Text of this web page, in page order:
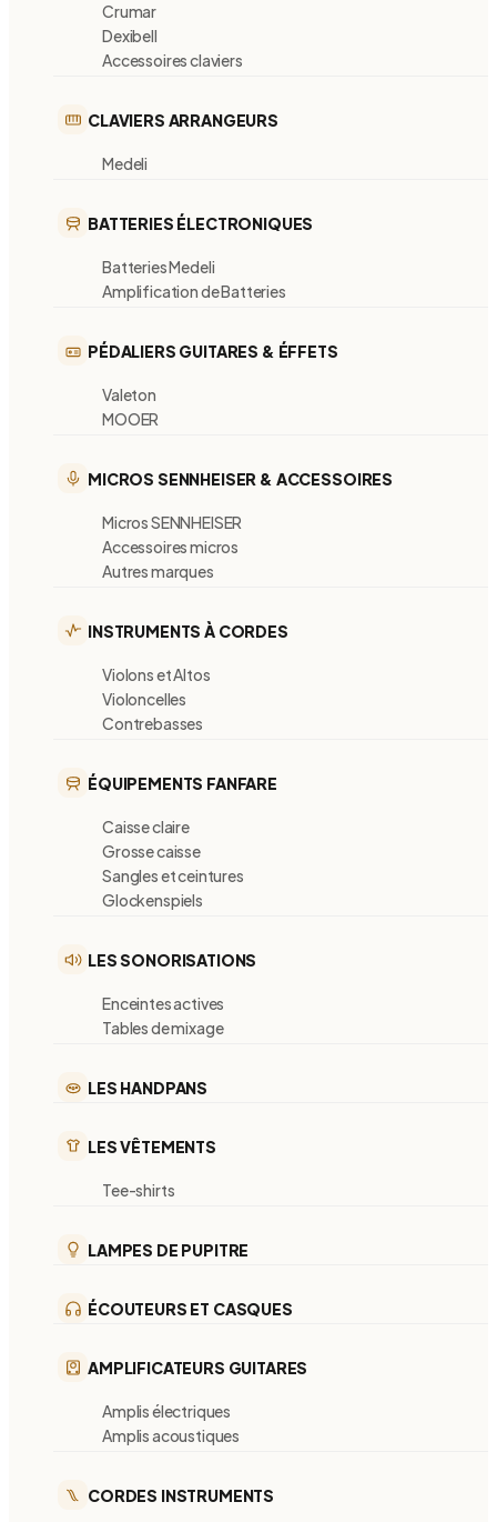
Crumar
Dexibell
Accessoires claviers
CLAVIERS ARRANGEURS
Medeli
BATTERIES ÉLECTRONIQUES
Batteries Medeli
Amplification de Batteries
PÉDALIERS GUITARES & ÉFFETS
Valeton
MOOER
MICROS SENNHEISER & ACCESSOIRES
Micros SENNHEISER
Accessoires micros
Autres marques
INSTRUMENTS À CORDES
Violons et Altos
Violoncelles
Contrebasses
ÉQUIPEMENTS FANFARE
Caisse claire
Grosse caisse
Sangles et ceintures
Glockenspiels
LES SONORISATIONS
Enceintes actives
Tables de mixage
LES HANDPANS
LES VÊTEMENTS
Tee-shirts
LAMPES DE PUPITRE
ÉCOUTEURS ET CASQUES
AMPLIFICATEURS GUITARES
Amplis électriques
Amplis acoustiques
CORDES INSTRUMENTS